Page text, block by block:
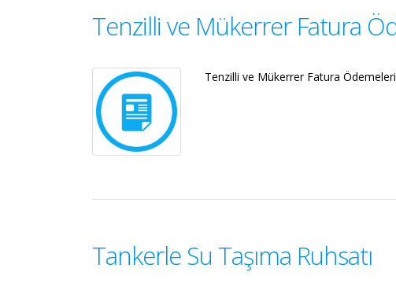
Tenzilli ve Mükerrer Fatura
Tenzilli ve Mükerrer Fatura
Tankerle Su Taşıma Ruhsatı